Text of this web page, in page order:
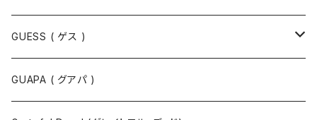
Tシャツ
半袖Tシャツ
長袖Tシャツ
ポロシャツ
GUESS ( ゲス )
ジャケット
GUAPA ( グアパ )